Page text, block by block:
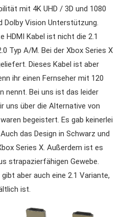
mit 4K UHD / 3D und 1080
Dolby Vision Unterstützung.
HDMI Kabel ist nicht die 2.1
Typ A/M. Bei der Xbox Series X
Dieses Kabel ist aber
ihr einen Fernseher mit 120
nennt. Bei uns ist das leider
uns über die Alternative von
begeistert. Es gab keinerlei
das Design in Schwarz und
Series X. Außerdem ist es
strapazierfähigen Gewebe.
aber auch eine 2.1 Variante,
ist.